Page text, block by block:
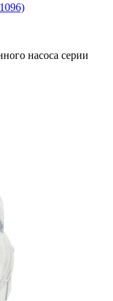
насоса серии